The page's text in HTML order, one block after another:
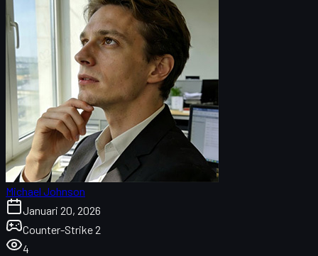
Michael Johnson
Januari 20, 2026
Counter-Strike 2
4